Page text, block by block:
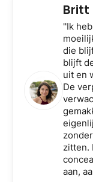
Britt
''Ik
die
blijft
uit en
De
zitten.
aan,